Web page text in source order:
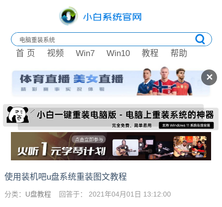
✕
首 页 视频 Win7 Win10 教程 帮助
使用装机吧u盘系统重装图文教程
分类： U盘教程 回答于： 2021年04月01日 13:12:00